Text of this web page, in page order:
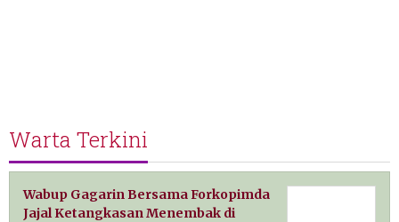
Warta Terkini
Wabup Gagarin Bersama Forkopimda
Jajal Ketangkasan Menembak di